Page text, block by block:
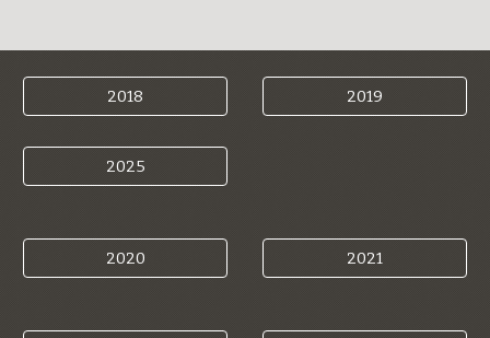
2018
2025
2019
2020 2021